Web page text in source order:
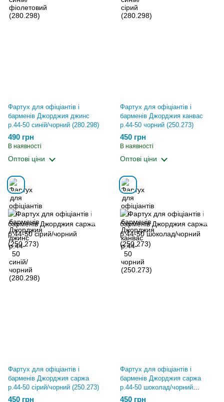
Фартух для офіціантів і
барменів Джорджия джинс
р.44-50 синій/чорний (280.298)
490 грн
В наявності
Оптові ціни
Фартух для офіціантів і
барменів Джорджия канвас
р.44-50 чорний (250.273)
450 грн
В наявності
Оптові ціни
Фартух для офіціантів і
барменів Джорджия саржа
р.44-50 сірий/чорний (250.273)
450 грн
Фартух для офіціантів і
барменів Джорджия саржа
р.44-50 шоколад/чорний
(250.273)
450 грн